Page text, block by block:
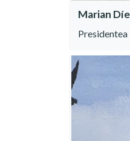
Marian
Presidentea